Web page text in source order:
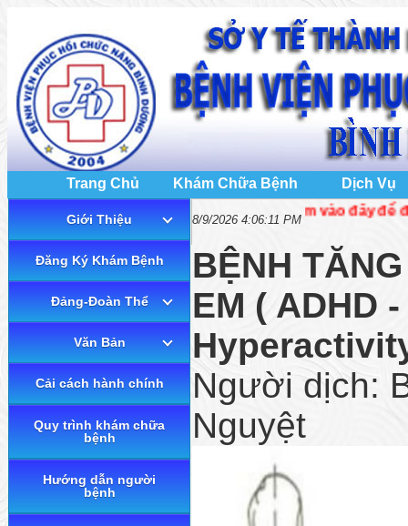
Trang Chủ Khám Chữa Bệnh Dịch Vụ
Giới Thiệu
Đăng Ký Khám Bệnh
Đảng-Đoàn Thể
Văn Bản
Cải cách hành chính
Quy trình khám chữa
bệnh
Hướng dẫn người
bệnh
8/9/2026 4:06:11 PM
👉 Bấm vào đây để đặt lịch
BỆNH
EM ( ADHD
Người dịch:
Nguyệt